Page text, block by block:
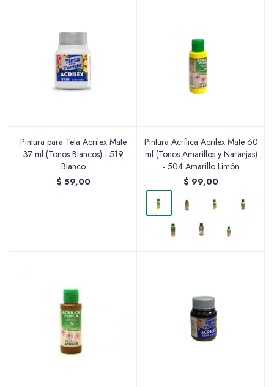
Pintura para Tela Acrilex Mate
37 ml (Tonos Blancos) - 519
Blanco
$ 59,00
Pintura Acrílica Acrilex Mate 60
ml (Tonos Amarillos y Naranjas)
- 504 Amarillo Limón
$ 99,00